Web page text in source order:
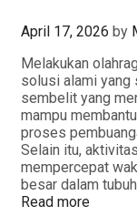
April 17, 2026 by
Melakukan
solusi alami yang
sembelit yang
mampu
proses
Selain itu,
mempercepat
besar dalam
Read more